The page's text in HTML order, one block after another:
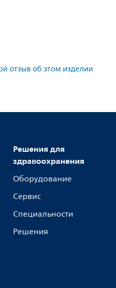
отзыв об этом изделии
Решения для
здравоохранения
Оборудование
Сервис
Специальности
Решения